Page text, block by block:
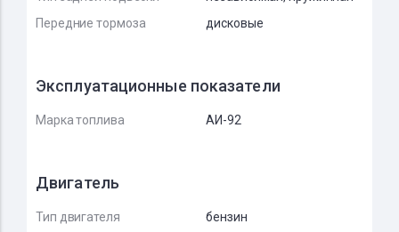
Передние тормоза
дисковые
Эксплуатационные показатели
Марка топлива АИ-92
Двигатель
Тип двигателя
бензин